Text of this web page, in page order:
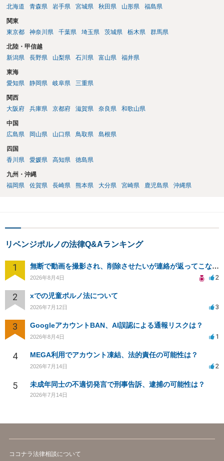
北海道
青森県 岩手県 宮城県 秋田県 山形県 福島県
関東
東京都
神奈川県 千葉県 埼玉県 茨城県 栃木県 群馬県
北陸・甲信越
新潟県
長野県 山梨県 石川県 富山県 福井県
東海
愛知県
静岡県 岐阜県 三重県
関西
大阪府
兵庫県 京都府 滋賀県 奈良県 和歌山県
中国
広島県
岡山県 山口県 鳥取県 島根県
四国
香川県
愛媛県 高知県 徳島県
九州・沖縄
福岡県
佐賀県 長崎県 熊本県 大分県 宮崎県 鹿児島県 沖縄県
リベンジポルノの法律Q&Aランキング
1 無断で動画を撮影され、削除させたいが連絡が返ってこない。
2026年8月4日 2
2 xでの児童ポルノ法について
2026年7月12日 3
3 GoogleアカウントBAN、AI誤認による通報リスクは？
2026年8月4日 1
4 MEGA利用でアカウント凍結、法的責任の可能性は？
2026年7月14日 2
5 未成年同士の不適切発言で刑事告訴、逮捕の可能性は？
2026年7月14日
ココナラ法律相談について